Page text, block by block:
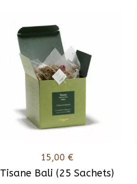
Tisane Bali (25 Sachets)
15,00 €